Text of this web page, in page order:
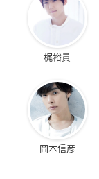
梶裕貴
岡本信彦